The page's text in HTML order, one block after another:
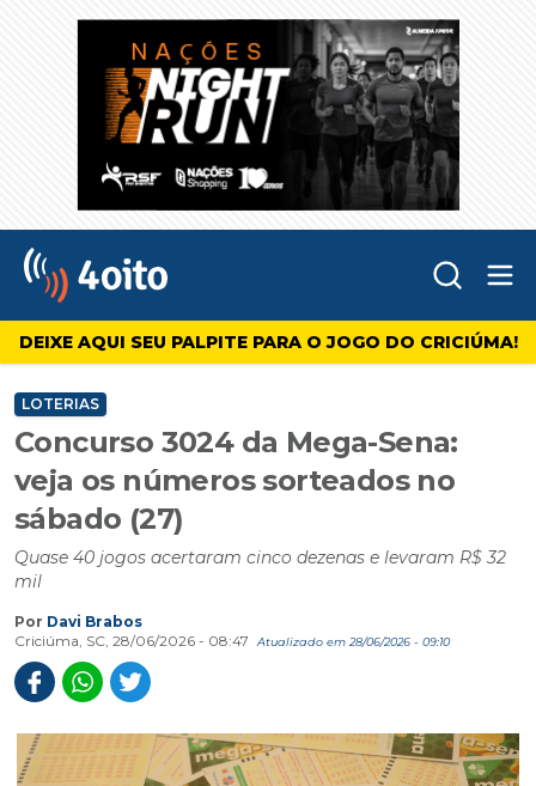
4oito
DEIXE AQUI SEU PALPITE PARA O JOGO DO CRICIÚMA!
LOTERIAS
Concurso 3024 da Mega-Sena:
veja os números sorteados no
sábado (27)
Quase 40 jogos acertaram cinco dezenas e levaram R$ 32
mil
Por Davi Brabos
Criciúma, SC, 28/06/2026 - 08:47
Atualizado em 28/06/2026 - 09:10